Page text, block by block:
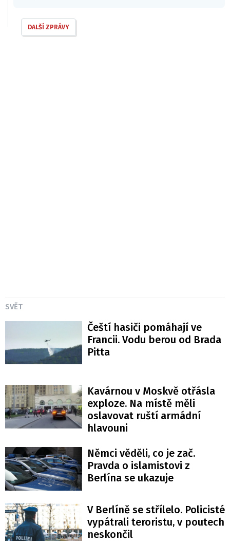
DALŠÍ ZPRÁVY
SVĚT
Čeští hasiči pomáhají ve
Francii. Vodu berou od Brada
Pitta
Kavárnou v Moskvě otřásla
exploze. Na místě měli
oslavovat ruští armádní
hlavouni
Němci věděli, co je zač.
Pravda o islamistovi z
Berlína se ukazuje
V Berlíně se střílelo. Policisté
vypátrali teroristu, v poutech
neskončil